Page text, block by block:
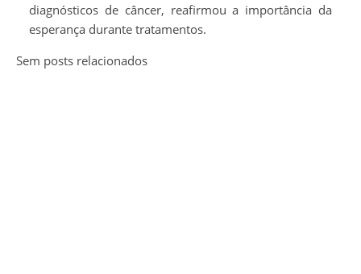
diagnósticos de câncer, reafirmou a importância da
esperança durante tratamentos.
Sem posts relacionados